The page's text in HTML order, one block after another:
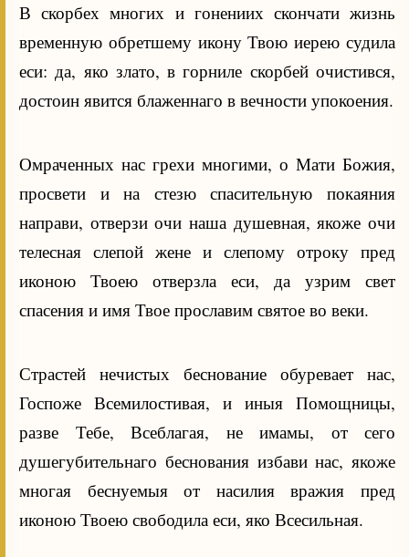
В скорбех многих и гонениих скончати жизнь
временную обретшему икону Твою иерею судила
еси: да, яко злато, в горниле скорбей очистився,
достоин явится блаженнаго в вечности упокоения.
Омраченных нас грехи многими, о Мати Божия,
просвети и на стезю спасительную покаяния
направи, отверзи очи наша душевная, якоже очи
телесная слепой жене и слепому отроку пред
иконою Твоею отверзла еси, да узрим свет
спасения и имя Твое прославим святое во веки.
Страстей нечистых беснование обуревает нас,
Госпоже Всемилостивая, и иныя Помощницы,
разве Тебе, Всеблагая, не имамы, от сего
душегубительнаго беснования избави нас, якоже
многая беснуемыя от насилия вражия пред
иконою Твоею свободила еси, яко Всесильная.